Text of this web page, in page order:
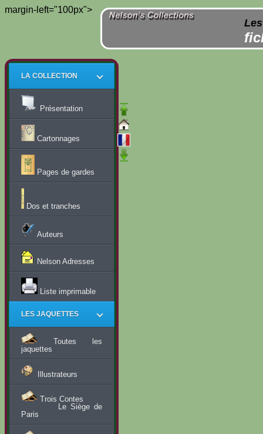
margin-left="100px">
LA COLLECTION
Présentation
Cartonnages
Pages de gardes
Dos et tranches
Auteurs
Nelson Adresses
Liste imprimable
LES JAQUETTES
Toutes les
jaquettes
Illustrateurs
Trois Contes
Le Siège de
Paris